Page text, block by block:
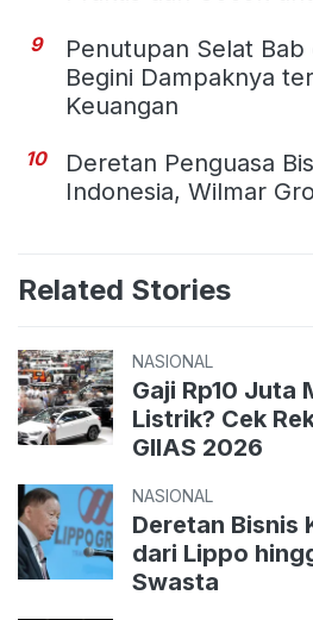
9
Penutupan Selat
Begini Dampaknya
Keuangan
10
Deretan Penguasa
Indonesia, Wilmar
Related Stories
NASIONAL
Gaji Rp10 Juta
Listrik? Cek
GIIAS 2026
NASIONAL
Deretan Bisnis
dari Lippo
Swasta